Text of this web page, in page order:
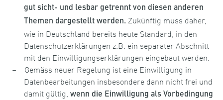
gut sicht- und lesbar getrennt von diesen anderen
Themen dargestellt werden. Zukünftig muss daher,
wie in Deutschland bereits heute Standard, in den
Datenschutzerklärungen z.B. ein separater Abschnitt
mit den Einwilligungserklärungen eingebaut werden.
Gemäss neuer Regelung ist eine Einwilligung in
Datenbearbeitungen insbesondere dann nicht frei und
damit gültig, wenn die Einwilligung als Vorbedingung